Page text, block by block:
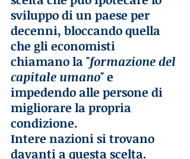
sviluppo di un paese per
decenni, bloccando quella
che gli economisti
chiamano la "formazione del
capitale umano" e
impedendo alle persone di
migliorare la propria
condizione.
Intere nazioni si trovano
davanti a questa scelta.